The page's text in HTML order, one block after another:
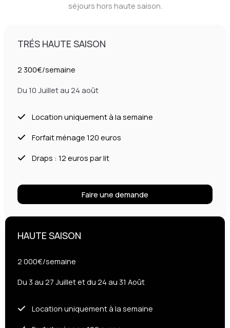
séjours hors haute saison.
TRÉS HAUTE SAISON
2 300€/semaine
Du 10 Juillet au 24 août
Location uniquement à la semaine
Forfait ménage 120 euros
Draps : 12 euros par lit
Faire une demande
HAUTE SAISON
2 000€/semaine
Du 3 au 27 Juillet et du 24 au 31 Août
Location uniquement à la semaine